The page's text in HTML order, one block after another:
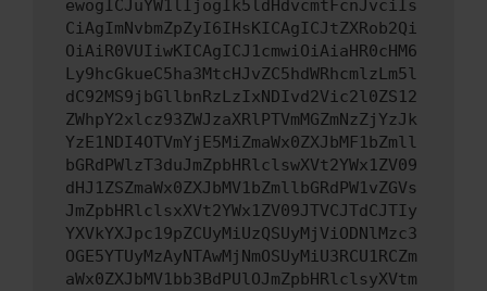
ewogICJuYW1lIjogIk5ldHdvcmtFcnJvciIs
CiAgImNvbmZpZyI6IHsKICAgICJtZXRob2Qi
OiAiR0VUIiwKICAgICJ1cmwiOiAiaHR0cHM6
Ly9hcGkueC5ha3MtcHJvZC5hdWRhcmlzLm5l
dC92MS9jbGllbnRzLzIxNDIvd2Vic2l0ZS12
ZWhpY2xlcz93ZWJzaXRlPTVmMGZmNzZjYzJk
YzE1NDI4OTVmYjE5MiZmaWx0ZXJbMF1bZmll
bGRdPWlzT3duJmZpbHRlclswXVt2YWx1ZV09
dHJ1ZSZmaWx0ZXJbMV1bZmllbGRdPW1vZGVs
JmZpbHRlclsxXVt2YWx1ZV09JTVCJTdCJTIy
YXVkYXJpc19pZCUyMiUzQSUyMjViODNlMzc3
OGE5YTUyMzAyNTAwMjNmOSUyMiU3RCU1RCZm
aWx0ZXJbMV1bb3BdPUlOJmZpbHRlclsyXVtm